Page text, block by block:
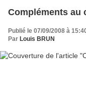
Compléments au
Publié le 07/09/2008 à
Par Louis BRUN